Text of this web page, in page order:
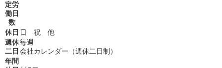
定労
働日
数
休日 日 祝 他
週休
二日
毎週
会社カレンダー（週休二日制）
年間